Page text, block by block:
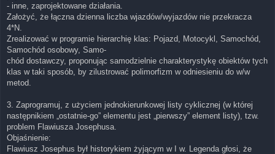
- inne, zaprojektowane działania.
Założyć, że łączna dzienna liczba wjazdów/wyjazdów nie przekracza
4*N.
Zrealizować w programie hierarchię klas: Pojazd, Motocykl, Samochód,
Samochód osobowy, Samo-
chód dostawczy, proponując samodzielnie charakterystykę obiektów tych
klas w taki sposób, by zilustrować polimorfizm w odniesieniu do w/w
metod.
3. Zaprogramuj, z użyciem jednokierunkowej listy cyklicznej (w której
następnikiem „ostatnie-go” elementu jest „pierwszy” element listy), tzw.
problem Flawiusza Josephusa.
Objaśnienie:
Flawiusz Josephus był historykiem żyjącym w I w. Legenda głosi, że